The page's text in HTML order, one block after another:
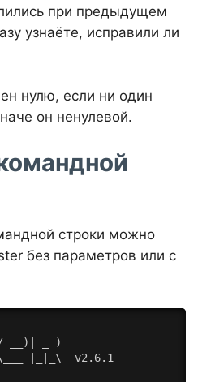
при предыдущем
узнаёте, исправили ли
нулю, если ни один
он ненулевой.
строки можно
без параметров или с
__)| _ )
|_|_\  v2.6.1